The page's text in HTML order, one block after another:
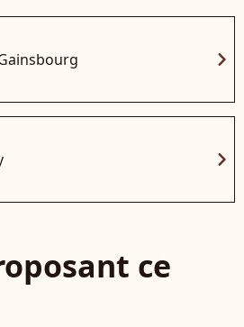
chevron_right
chevron_right
ce